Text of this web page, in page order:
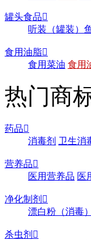
罐头食品
听装（罐装）鱼
食用油脂
食用菜油 食用
热门商
药品
消毒剂 卫生消
营养品
医用营养品 医
净化制剂 
漂白粉（消毒）
杀虫剂 